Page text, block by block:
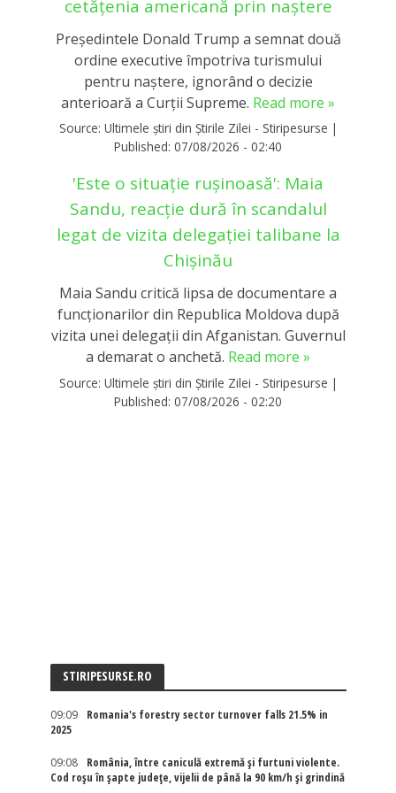
cetățenia americană prin naștere
Președintele Donald Trump a semnat două
ordine executive împotriva turismului
pentru naștere, ignorând o decizie
anterioară a Curții Supreme. Read more »
Source: Ultimele știri din Știrile Zilei - Stiripesurse |
Published: 07/08/2026 - 02:40
'Este o situație rușinoasă': Maia
Sandu, reacție dură în scandalul
legat de vizita delegației talibane la
Chișinău
Maia Sandu critică lipsa de documentare a
funcționarilor din Republica Moldova după
vizita unei delegații din Afganistan. Guvernul
a demarat o anchetă. Read more »
Source: Ultimele știri din Știrile Zilei - Stiripesurse |
Published: 07/08/2026 - 02:20
STIRIPESURSE.RO
09:09
Romania's forestry sector turnover falls 21.5% in
2025
09:08
România, între caniculă extremă și furtuni violente.
Cod roșu în șapte județe, vijelii de până la 90 km/h și grindină